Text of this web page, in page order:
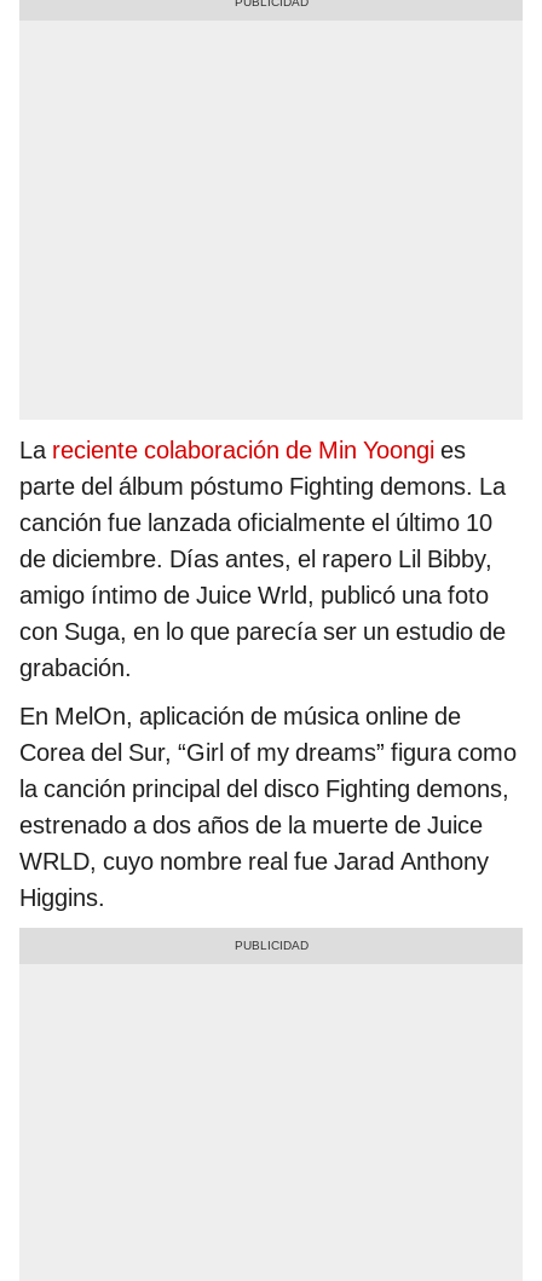
La reciente colaboración de Min Yoongi es
parte del álbum póstumo Fighting demons. La
canción fue lanzada oficialmente el último 10
de diciembre. Días antes, el rapero Lil Bibby,
amigo íntimo de Juice Wrld, publicó una foto
con Suga, en lo que parecía ser un estudio de
grabación.
En MelOn, aplicación de música online de
Corea del Sur, “Girl of my dreams” figura como
la canción principal del disco Fighting demons,
estrenado a dos años de la muerte de Juice
WRLD, cuyo nombre real fue Jarad Anthony
Higgins.